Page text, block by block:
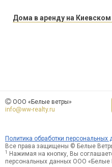
Дома в аренду на
ООО «Белые ветры»
info@ww-realty.ru
Политика обработки
Все права защищены © Белые
1
Нажимая на кнопку, Вы
персональных данных ООО «Белые